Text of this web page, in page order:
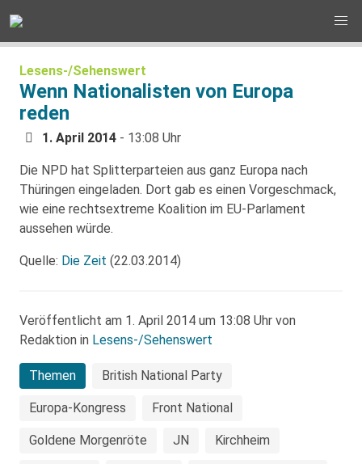
Lesens-/Sehenswert
Wenn Nationalisten von Europa
reden
1. April 2014 - 13:08 Uhr
Die NPD hat Splitterparteien aus ganz Europa nach
Thüringen eingeladen. Dort gab es einen Vorgeschmack,
wie eine rechtsextreme Koalition im EU-Parlament
aussehen würde.
Quelle: Die Zeit (22.03.2014)
Veröffentlicht am 1. April 2014 um 13:08 Uhr von
Redaktion in Lesens-/Sehenswert
Themen British National Party
Europa-Kongress Front National
Goldene Morgenröte JN Kirchheim